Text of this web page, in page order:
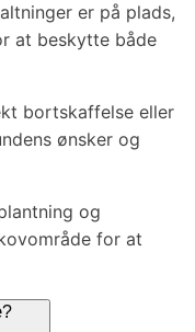
er på plads,
at beskytte både
bortskaffelse eller
ønsker og
og
for at